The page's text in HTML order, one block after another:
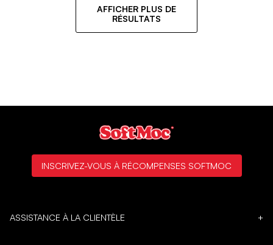
AFFICHER PLUS DE
RÉSULTATS
ASSISTANCE À LA CLIENTÈLE +
INSCRIVEZ-VOUS À RÉCOMPENSES SOFTMOC